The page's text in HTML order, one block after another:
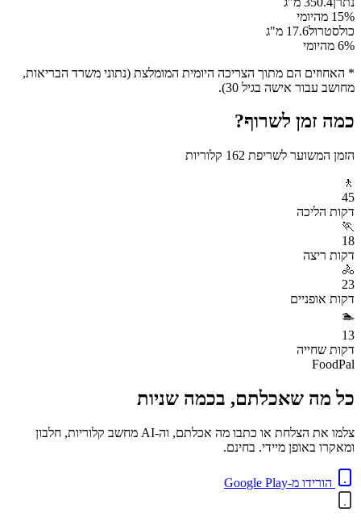
15% מהיומי
כולסטרול17.6 מ"ג
6% מהיומי
* האחוזים הם מתוך הצריכה היומית המומלצת (נתוני משרד הבריאות,
מחושב עבור אישה בגיל 30).
כמה זמן לשרוף?
הזמן המשוער לשריפת 162 קלוריות
🚶
45
דקות הליכה
🏃
18
דקות ריצה
🚴
23
דקות אופניים
🏊
13
דקות שחייה
FoodPal
כל מה שאכלתם, בכמה שניות
צלמו את הצלחת או כתבו מה אכלתם, וה-AI מחשב קלוריות, חלבון
ומאקרו באופן מיידי. בחינם.
הורידו מ-Google Play